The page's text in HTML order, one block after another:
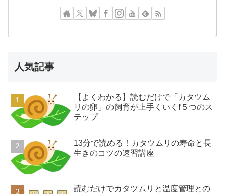
人気記事
【よくわかる】読むだけで「カタツム
リの卵」の飼育が上手くいく❗️５つのス
テップ
13分で読める！カタツムリの寿命と長
生きのコツの速習講座
読むだけでカタツムリと温度管理との